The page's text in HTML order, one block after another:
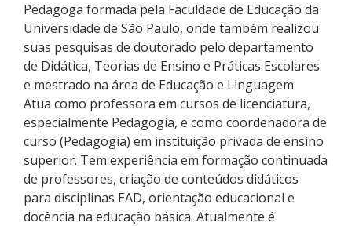
Pedagoga formada pela Faculdade de Educação da
Universidade de São Paulo, onde também realizou
suas pesquisas de doutorado pelo departamento
de Didática, Teorias de Ensino e Práticas Escolares
e mestrado na área de Educação e Linguagem.
Atua como professora em cursos de licenciatura,
especialmente Pedagogia, e como coordenadora de
curso (Pedagogia) em instituição privada de ensino
superior. Tem experiência em formação continuada
de professores, criação de conteúdos didáticos
para disciplinas EAD, orientação educacional e
docência na educação básica. Atualmente é